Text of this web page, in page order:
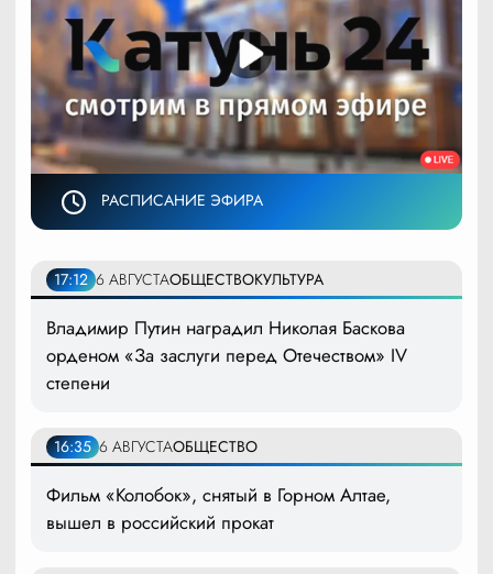
РАСПИСАНИЕ ЭФИРА
17:12 6 АВГУСТАОБЩЕСТВОКУЛЬТУРА
Владимир Путин наградил Николая Баскова
орденом «За заслуги перед Отечеством» IV
степени
16:35 6 АВГУСТАОБЩЕСТВО
Фильм «Колобок», снятый в Горном Алтае,
вышел в российский прокат